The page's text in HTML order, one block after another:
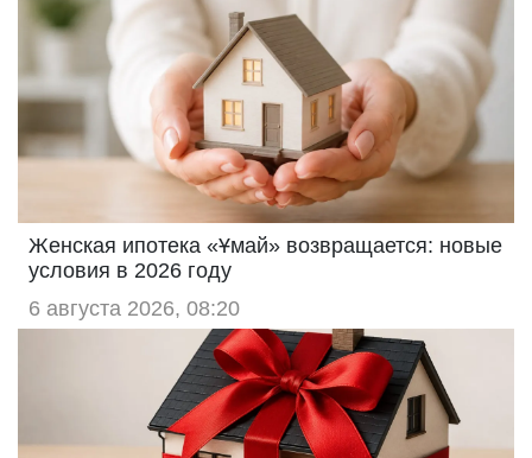
Женская ипотека «Ұмай» возвращается: новые
условия в 2026 году
6 августа 2026, 08:20